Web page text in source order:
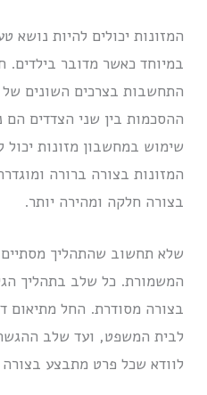
המזונות יכולים להיות נושא
במיוחד כאשר מדובר בילדים.
התחשבות בצרכים השונים של
ההסכמות בין שני הצדדים
שימוש במחשבון מזונות יכול
המזונות בצורה ברורה
בצורה חלקה ומהירה יותר.
שלא תחשוב שהתהליך
המשמורת. כל שלב בתהליך
בצורה מסודרת. החל מתיאום
לבית המשפט, ועד שלב
לוודא שכל פרט מתבצע בצורה